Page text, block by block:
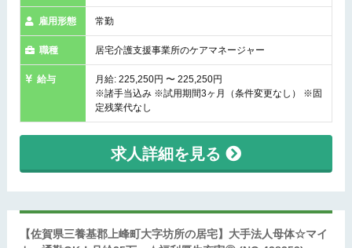
雇用形態 常勤
職種 居宅介護支援事業所のケアマネージャー
給与
月給: 225,250円 〜 225,250円
※諸手当込み ※試用期間3ヶ月（条件変更なし） ※固
定残業代なし
求人詳細を見る
【佐賀県三養基郡上峰町大字坊所の居宅】大手法人母体☆マイ